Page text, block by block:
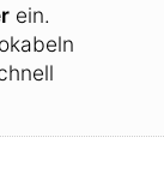
ein.